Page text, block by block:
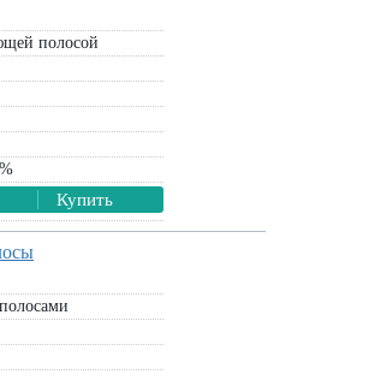
полосой
Купить